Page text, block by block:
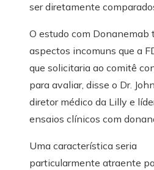
ser diretamente
O estudo com Donanemab
aspectos incomuns que a
que solicitaria ao comitê
para avaliar, disse o Dr.
diretor médico da Lilly e
ensaios clínicos com
Uma característica seria
particularmente atraente